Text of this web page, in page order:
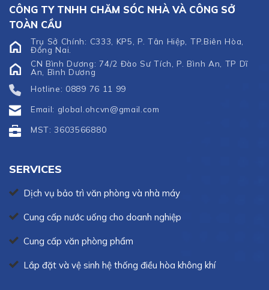
CÔNG TY TNHH CHĂM SÓC NHÀ VÀ CÔNG SỞ
TOÀN CẦU
Trụ Sở Chính: C333, KP5, P. Tân Hiệp, TP.Biên Hòa,
Đồng Nai.
CN Bình Dương: 74/2 Đào Sư Tích, P. Bình An, TP Dĩ
An, Bình Dương
Hotline: 0889 76 11 99
Email: global.ohcvn@gmail.com
MST: 3603566880
SERVICES
Dịch vụ bảo trì văn phòng và nhà máy
Cung cấp nước uống cho doanh nghiệp
Cung cấp văn phòng phẩm
Lắp đặt và vệ sinh hệ thống điều hòa không khí